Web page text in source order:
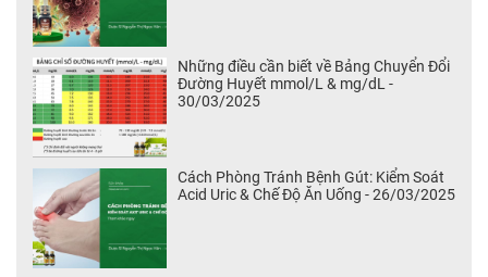
Những điều cần biết về Bảng Chuyển Đổi
Đường Huyết mmol/L & mg/dL -
30/03/2025
Cách Phòng Tránh Bệnh Gút: Kiểm Soát
Acid Uric & Chế Độ Ăn Uống - 26/03/2025